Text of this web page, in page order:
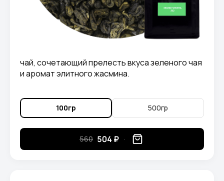
чай, сочетающий прелесть вкуса зеленого чая
и аромат элитного жасмина.
100гр 500гр
560 504 ₽